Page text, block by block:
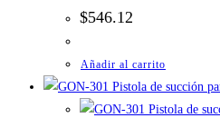
$546.12
Añadir al carrito